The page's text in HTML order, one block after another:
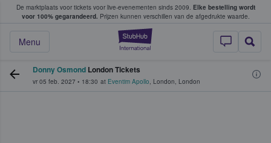
De marktplaats voor tickets voor live-evenementen sinds 2009. Elke bestelling wordt
voor 100% gegarandeerd. Prijzen kunnen verschillen van de afgedrukte waarde.
StubHub: waar
Menu
tickets kopen en verkopen
Donny Osmond London Tickets
vr 05 feb. 2027 • 18:30 at Eventim Apollo, London, London